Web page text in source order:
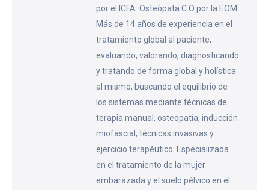
por el ICFA. Osteópata C.O por la EOM.
Más de 14 años de experiencia en el
tratamiento global al paciente,
evaluando, valorando, diagnosticando
y tratando de forma global y holística
al mismo, buscando el equilibrio de
los sistemas mediante técnicas de
terapia manual, osteopatía, inducción
miofascial, técnicas invasivas y
ejercicio terapéutico. Especializada
en el tratamiento de la mujer
embarazada y el suelo pélvico en el